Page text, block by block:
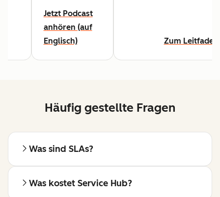
Jetzt Podcast
anhören (auf
Englisch)
Zum Leitfaden
Häufig gestellte Fragen
Was sind SLAs?
Was kostet Service Hub?